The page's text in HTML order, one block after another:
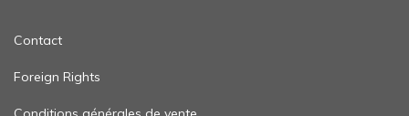
Contact
Foreign Rights